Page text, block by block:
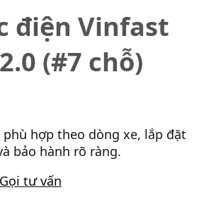
điện Vinfast
(#7 chỗ)
hợp theo dòng xe, lắp đặt
bảo hành rõ ràng.
Gọi tư vấn